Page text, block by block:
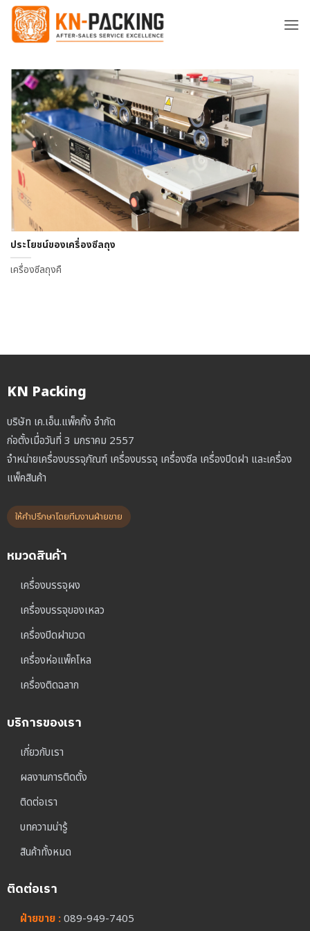
ข้าม
ยัง
ประโยชน์ของเครื่องซีลถุง
เครื่องซีลถุงคื
KN Packing
บริษัท เค.เอ็น.แพ็คกิ้ง จำกัด
ก่อตั้งเมื่อวันที่ 3 มกราคม 2557
จำหน่ายเครื่องบรรจุภัณฑ์ เครื่องบรรจุ เครื่องซีล เครื่องปิดฝา และเครื่อง
แพ็คสินค้า
ให้คำปรึกษาโดยทีมงานฝ่ายขาย
หมวดสินค้า
เครื่องบรรจุผง
เครื่องบรรจุของเหลว
เครื่องปิดฝาขวด
เครื่องห่อแพ็คโหล
เครื่องติดฉลาก
บริการของเรา
เกี่ยวกับเรา
ผลงานการติดตั้ง
ติดต่อเรา
บทความน่ารู้
สินค้าทั้งหมด
ติดต่อเรา
ฝ่ายขาย :089-949-7405